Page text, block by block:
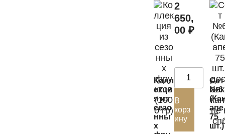
Колл
екци
я из
сезо
нны
х
2
650,
00 ₽
В
корз
ину
Сет
№6
апе
75
шт.)